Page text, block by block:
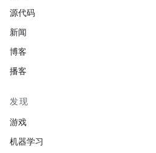
源代码
新闻
博客
播客
发现
游戏
机器学习